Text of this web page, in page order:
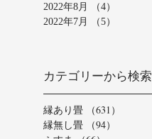
2022年8月
（4）
2022年7月
（5）
カテゴリーから検索
縁あり畳 （631）
縁無し畳
（94）